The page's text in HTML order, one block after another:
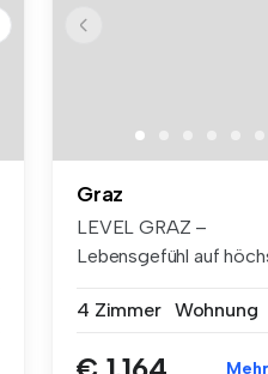
Graz
LEVEL GRAZ –
Lebensgefühl auf
4 Zimmer Wohnung